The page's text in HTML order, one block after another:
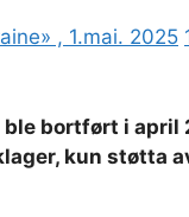
, 1.mai. 2025
ble bortført i april
kun støtta